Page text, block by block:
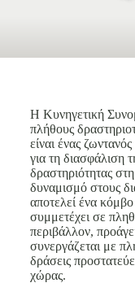
Η Κυνηγετική
πλήθους
είναι ένας
για τη διασφάλιση
δραστηριότητας
δυναμισμό στους
αποτελεί ένα
συμμετέχει σε
περιβάλλον,
συνεργάζεται με
δράσεις
χώρας.